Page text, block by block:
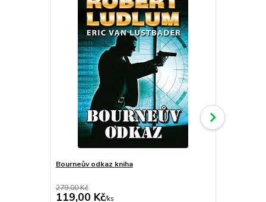
Bourneův odkaz kniha
279,00 Kč
119,00 Kč/ks